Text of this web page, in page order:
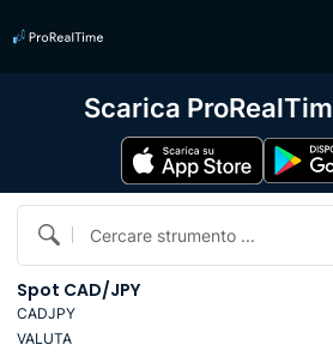
Cercare strumento ...
Spot CAD/JPY
CADJPY
VALUTA
Scarica